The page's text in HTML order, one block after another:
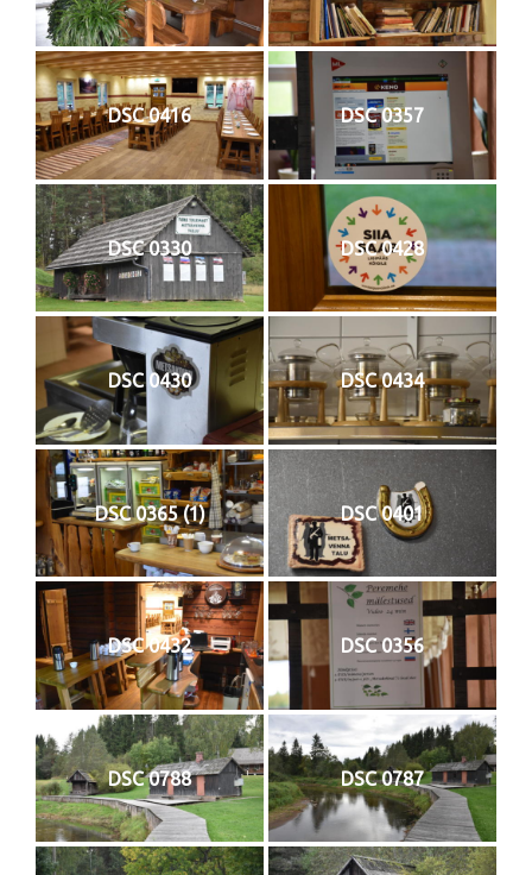
DSC 0416 DSC 0357
DSC 0330 DSC 0428
DSC 0430 DSC 0434
DSC 0365 (1) DSC 0401
DSC 0432 DSC 0356
DSC 0788 DSC 0787